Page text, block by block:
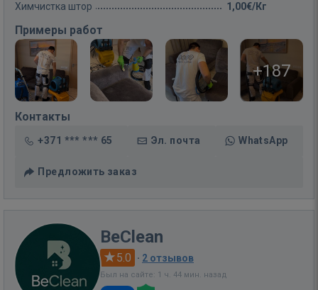
Химчистка штор 1,00€/Кг
Примеры работ
+187
Контакты
+371 *** *** 65 Эл. почта WhatsApp
Предложить заказ
BeClean
5.0 · 2 отзывов
Был на сайте: 1 ч. 44 мин. назад